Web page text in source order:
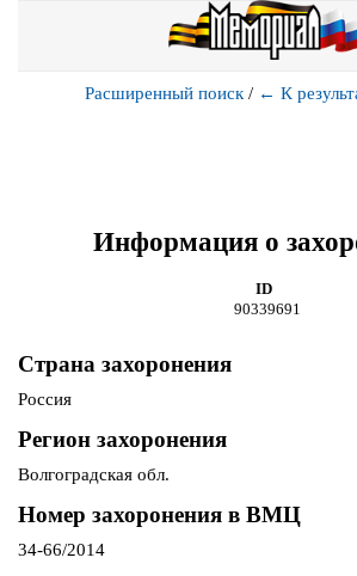
Расширенный поиск / ← К
Информация о
ID
90339691
Страна захоронения
Россия
Регион захоронения
Волгоградская обл.
Номер захоронения в ВМЦ
34-66/2014